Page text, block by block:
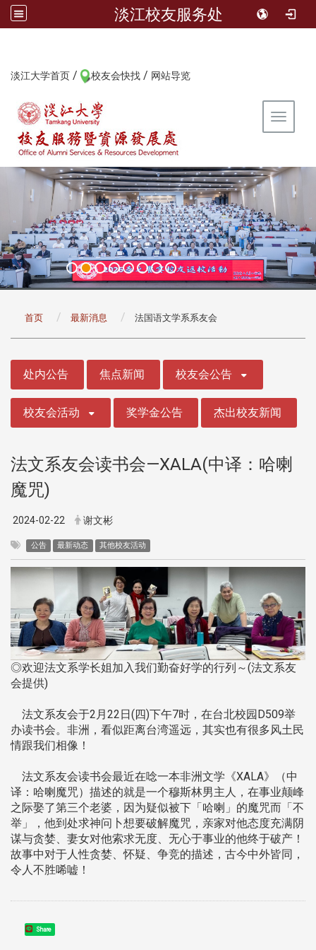
淡江校友服务处
淡江大学首页 / 校友会快找 / 网站导览
Toggle
首页 最新消息 法国语文学系系友会
处内公告 焦点新闻 校友会公告
校友会活动 奖学金公告 杰出校友新闻
法文系友会读书会—XALA(中译：哈喇
魔咒)
2024-02-22 谢文彬
公告 最新动态 其他校友活动
◎欢迎法文系学长姐加入我们勤奋好学的行列～(法文系友
会提供)
法文系友会于2月22日(四)下午7时，在台北校园D509举
办读书会。非洲，看似距离台湾遥远，其实也有很多风土民
情跟我们相像！
法文系友会读书会最近在唸一本非洲文学《XALA》（中
译：哈喇魔咒）描述的就是一个穆斯林男主人，在事业颠峰
之际娶了第三个老婆，因为疑似被下「哈喇」的魔咒而「不
举」，他到处求神问卜想要破解魔咒，亲家对他态度充满阴
谋与贪婪、妻女对他索求无度、无心于事业的他终于破产！
故事中对于人性贪婪、怀疑、争竞的描述，古今中外皆同，
令人不胜唏嘘！
Share